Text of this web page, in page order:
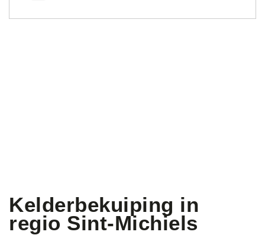
Kelderbekuiping in
regio Sint-Michiels